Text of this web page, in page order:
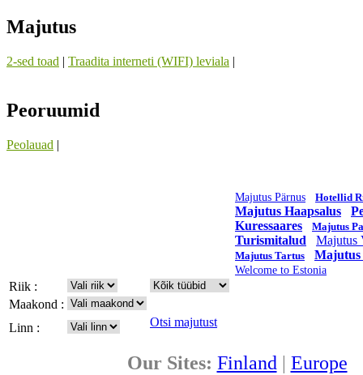
Majutus
2-sed toad | Traadita interneti (WIFI) leviala |
Peoruumid
Peolauad |
Majutus Pärnus Hotellid
Majutus Haapsalus
Kuressaares
Majutus
Turismitalud Majutus
Majutus Tartus Majutus
Welcome to Estonia
Riik :
Maakond :
Linn :
Otsi majutust
Our Sites: Finland | Europe